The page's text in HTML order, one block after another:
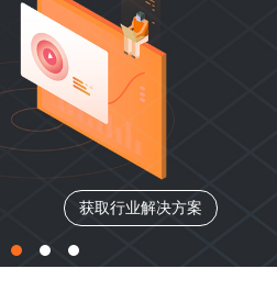
获取行业解决方案